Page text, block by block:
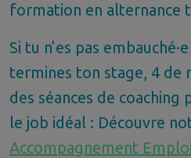
formation en alternance
Si tu n’es pas
termines ton stage, 4 de
des séances de
le job idéal : Découvre
Accompagnement Emploi